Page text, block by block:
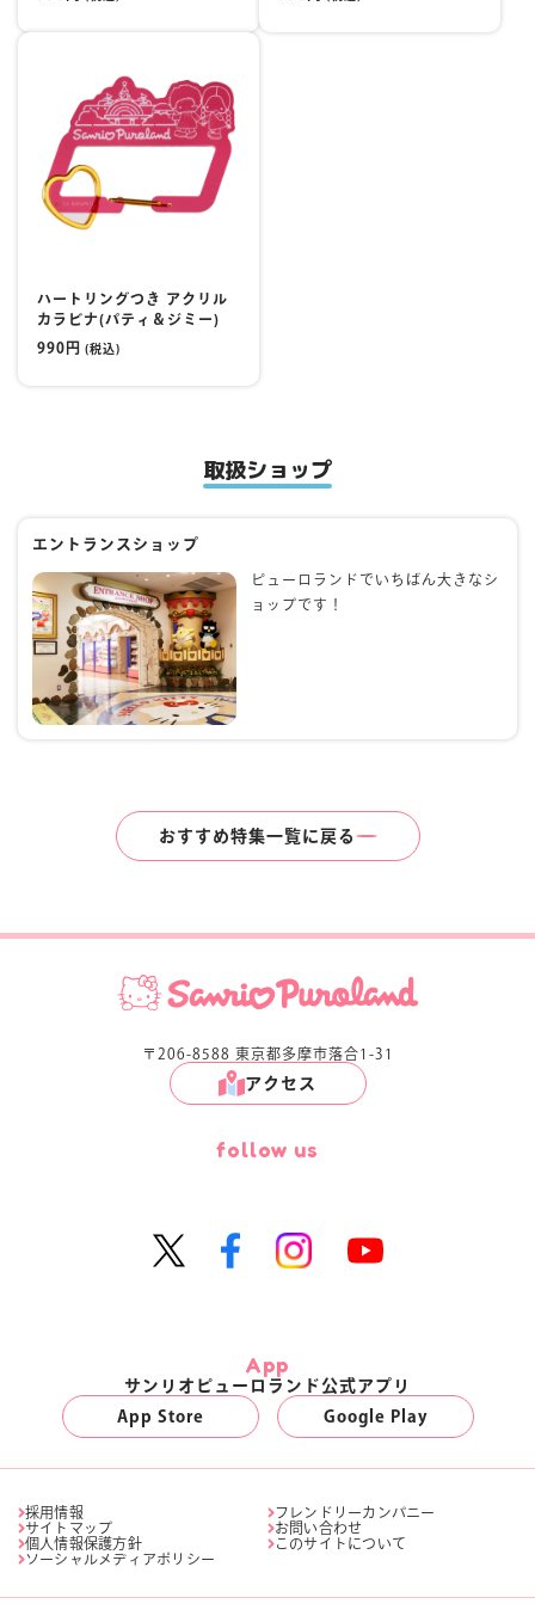
ハートリングつき アクリル
カラビナ(パティ＆ジミー)
990円 (税込)
取扱ショップ
エントランスショップ
ピューロランドでいちばん大きなシ
ョップです！
おすすめ特集一覧に戻る
〒206-8588 東京都多摩市落合1-31
アクセス
follow us
App
サンリオピューロランド公式アプリ
App Store
Google Play
採用情報
フレンドリーカンパニー
サイトマップ
お問い合わせ
個人情報保護方針
このサイトについて
ソーシャルメディアポリシー